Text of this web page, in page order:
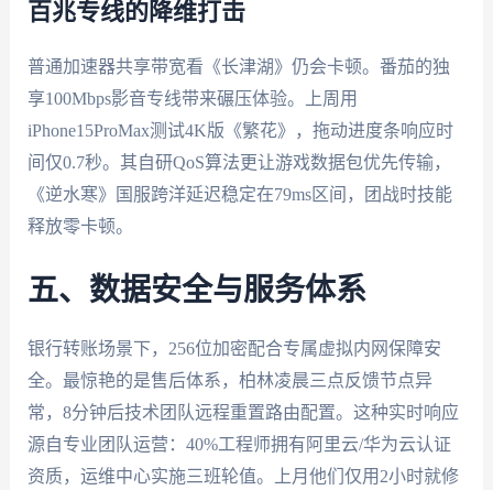
百兆专线的降维打击
普通加速器共享带宽看《长津湖》仍会卡顿。番茄的独
享100Mbps影音专线带来碾压体验。上周用
iPhone15ProMax测试4K版《繁花》，拖动进度条响应时
间仅0.7秒。其自研QoS算法更让游戏数据包优先传输，
《逆水寒》国服跨洋延迟稳定在79ms区间，团战时技能
释放零卡顿。
五、数据安全与服务体系
银行转账场景下，256位加密配合专属虚拟内网保障安
全。最惊艳的是售后体系，柏林凌晨三点反馈节点异
常，8分钟后技术团队远程重置路由配置。这种实时响应
源自专业团队运营：40%工程师拥有阿里云/华为云认证
资质，运维中心实施三班轮值。上月他们仅用2小时就修